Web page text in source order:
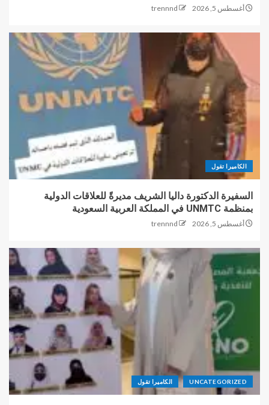
أغسطس 5, 2026 trennnd
الكاميرا تقول
السفيرة الدكتورة داليا الشريف مديرةً للعلاقات الدولية
بمنظمة UNMTC في المملكة العربية السعودية
أغسطس 5, 2026 trennnd
UNCATEGORIZED الكاميرا تقول